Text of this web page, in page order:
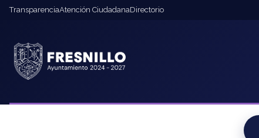
TransparenciaAtención CiudadanaDirectorio
contenido